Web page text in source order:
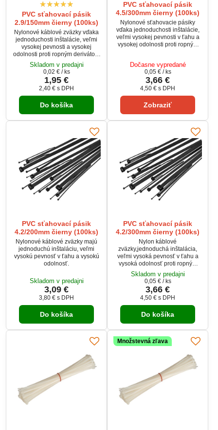
PVC sťahovací pásik
2.9/150mm čierny (100ks)
Nylonové káblové zväzky vďaka
jednoduchosti inštalácie, veľmi
vysokej pevnosti a vysokej
odolnosti proti ropným derivátom
sú široko používané v
elektronike, informačných a
komunikačných technológiach,
stavebníctve, automobilový
priemysle a v mnohých ďalších
oblastiach každodenného života
pri použití v domácnosti alebo v
garáži. Ideálne sa hodí pre
upevnenie a upnutie zväzky
Skladom v predajni
1,95 €
2,40 € s DPH
0,02 € / ks
Do košíka
PVC sťahovací pásik
4.5/300mm čierny (100ks)
Nylonové sťahovacie pásiky
vďaka jednoduchosti inštalácie,
veľmi vysokej pevnosti v ťahu a
vysokej odolnosti proti ropným
komunikačných technológiách,
stavebníctve, priemyselnej
automatizácie, automobilovom
priemysle a v mnohých ďalších
oblastiach každodenného života
pri použití v domácnosti alebo v
Dočasne vypredané
3,66 €
4,50 € s DPH
0,05 € / ks
Zobraziť
PVC sťahovací pásik
4.2/200mm čierny (100ks)
Nylonové káblové zväzky majú
jednoduchú inštaláciu, veľmi
vysokú pevnosť v ťahu a vysokú
odolnosť.
Skladom v predajni
3,09 €
3,80 € s DPH
Do košíka
PVC sťahovací pásik
4.2/300mm čierny (100ks)
Nylon káblové
zväzky,jednoduchá inštalácia,
veľmi vysoká pevnosť v ťahu a
vysoká odolnosť proti ropným
derivátom. Sú široko používané v
elektronike, informačných a
komunikačných technológiach,
stavebníctve, automobilovom
priemysle a v mnohých ďalších
oblastiach každodenného života
pri použití v domácnosti alebo v
Skladom v predajni
3,66 €
4,50 € s DPH
0,05 € / ks
Do košíka
Množstevná zľava